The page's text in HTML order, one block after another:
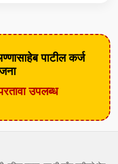
पाटील कर्ज
उपलब्ध